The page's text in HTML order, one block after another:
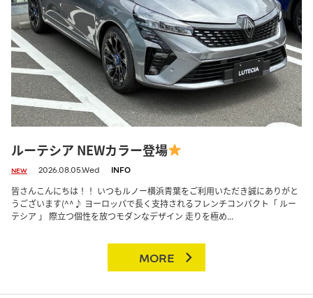
ルーテシア NEWカラー登場
NEW 2026.08.05.Wed INFO
皆さんこんにちは！！ いつもルノー横浜青葉をご利用いただき誠にありがと
うございます(^^♪ ヨーロッパで長く支持されるフレンチコンパクト「 ルー
テシア 」 際立つ個性を放つモダンなデザイン 走りを極め...
MORE